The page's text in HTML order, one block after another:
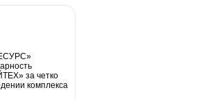
за четко
комплекса